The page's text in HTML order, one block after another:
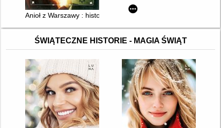
Anioł z Warszawy : historia miłości i bohaterstwa Ireny
ŚWIĄTECZNE HISTORIE - MAGIA ŚWIĄT